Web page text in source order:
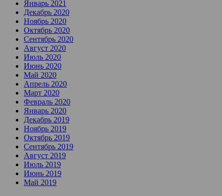
Январь 2021
Декабрь 2020
Ноябрь 2020
Октябрь 2020
Сентябрь 2020
Август 2020
Июль 2020
Июнь 2020
Май 2020
Апрель 2020
Март 2020
Февраль 2020
Январь 2020
Декабрь 2019
Ноябрь 2019
Октябрь 2019
Сентябрь 2019
Август 2019
Июль 2019
Июнь 2019
Май 2019